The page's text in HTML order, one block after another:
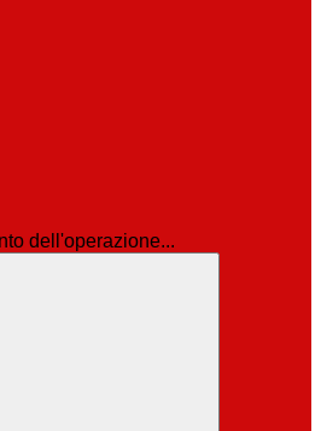
dell'operazione...